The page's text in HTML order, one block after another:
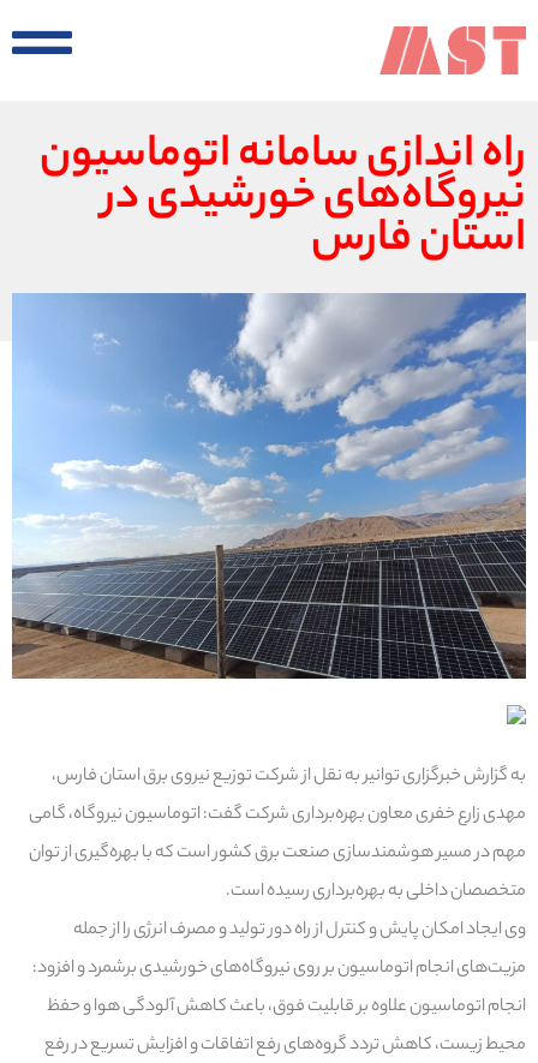
راه اندازی سامانه اتوماسیون
نیروگاه‌های خورشیدی در
استان فارس
به گزارش خبرگزاری توانیر به نقل از شرکت توزیع نیروی برق استان فارس،
مهدی زارع خفری معاون بهره‌برداری شرکت گفت: اتوماسیون نیروگاه، گامی
مهم در مسیر هوشمندسازی صنعت برق کشور است که با بهره‌گیری از توان
متخصصان داخلی به بهره‌برداری رسیده است.
وی ایجاد امکان پایش و کنترل از راه دور تولید و مصرف انرژی را از جمله
مزیت‌های انجام اتوماسیون بر روی نیروگاه‌های خورشیدی برشمرد و افزود:
انجام اتوماسیون علاوه بر قابلیت فوق، باعث کاهش آلودگی هوا و حفظ
محیط زیست، کاهش تردد گروه‌های رفع اتفاقات و افزایش تسریع در رفع